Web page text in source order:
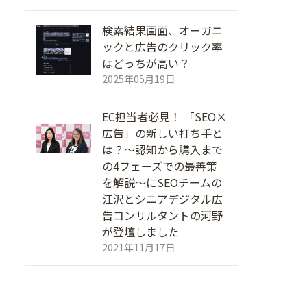
検索結果画面、オーガニ
ックと広告のクリック率
はどっちが高い？
2025年05月19日
EC担当者必見！ 「SEO×
広告」の新しい打ち手と
は？～認知から購入まで
の4フェーズでの最善策
を解説～にSEOチームの
江沢とシニアデジタル広
告コンサルタントの河野
が登壇しました
2021年11月17日